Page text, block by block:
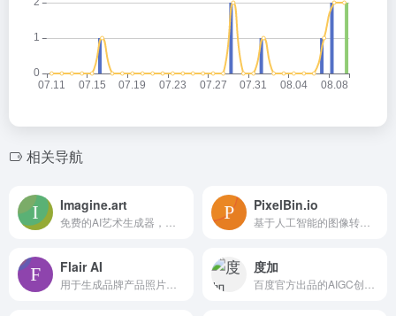
相关导航
Imagine.art PixelBin.io
Flair AI 度加